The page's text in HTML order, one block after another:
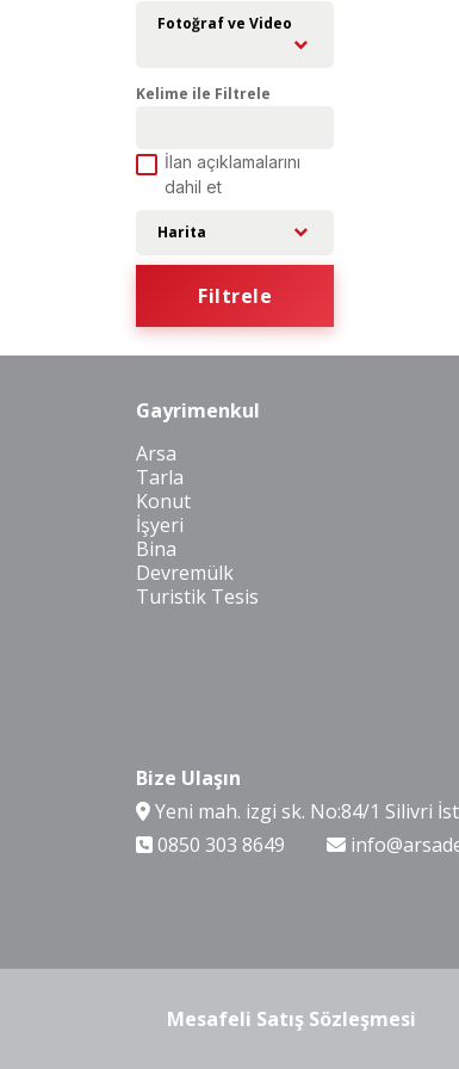
Fotoğraf ve Video
Kelime ile Filtrele
İlan açıklamalarını
dahil et
Harita
Filtrele
Gayrimenkul
Arsa
Tarla
Konut
İşyeri
Bina
Devremülk
Turistik Tesis
Bize Ulaşın
Yeni mah. izgi sk. No:84/1 Silivri
0850 303 8649
Mesafeli Satış Sözleşmesi